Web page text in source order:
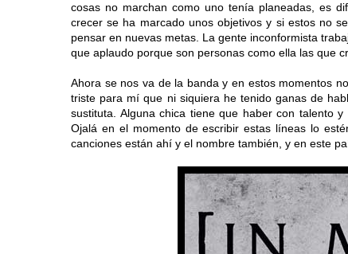
cosas no marchan como uno tenía planeadas, es
crecer se ha marcado unos objetivos y si estos no
pensar en nuevas metas. La gente inconformista
que aplaudo porque son personas como ella las que
Ahora se nos va de la banda y en estos momentos
triste para mí que ni siquiera he tenido ganas de
sustituta. Alguna chica tiene que haber con talento
Ojalá en el momento de escribir estas líneas lo
canciones están ahí y el nombre también, y en este